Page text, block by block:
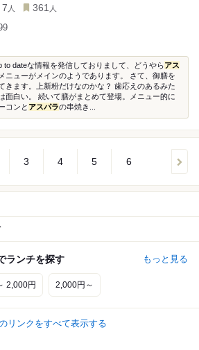
7 人 361 人
to dateな情報を発信しておりまして、どうやらアス
メニューがメインのようであります。 さて、御膳を
きます。上新粉だけなのかな？ 歯応えのあるみた
面白い。 続いて膳がまとめて登場。メニュー的に
コンと アスパラの串焼き...
3 4 5 6
ランチを探す もっと見る
2,000円 2,000円～
リンクをすべて表示する